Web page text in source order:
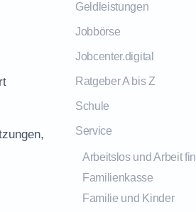
Geldleistungen
Jobbörse
Jobcenter.digital
Ratgeber A bis Z
Schule
Service
Arbeitslos und Arbeit
Familienkasse
Familie und Kinder